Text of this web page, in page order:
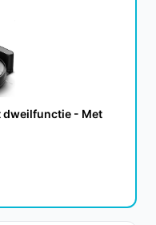
op
wat past bij jouw
dweilfunctie - Met